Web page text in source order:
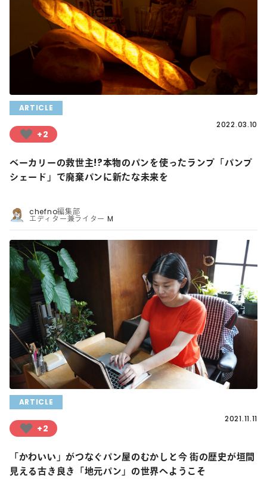
ARTICLE
+2
2022.03.10
ベーカリーの救世主!?本物のパンを使ったランプ「パンプ
シェード」で廃棄パンに新たな未来を
chefno編集部
エディター兼ライター M
ARTICLE
+2
2021.11.11
「かわいい」がつなぐパン屋のむかしと今 街の歴史が垣間
見える古き良き「地元パン」の世界へようこそ